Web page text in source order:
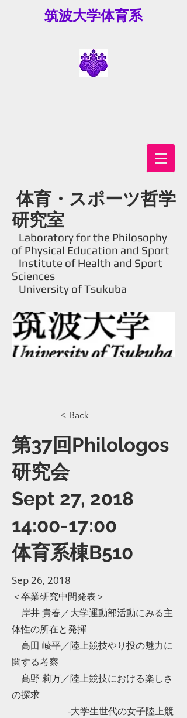
筑波大学体育系
体育・スポーツ哲学
研究室
Laboratory for the Philosophy
of Physical Education and Sport
Institute of Health and Sport
Sciences
University of Tsukuba
< Back
第37回Philologos
研究会
Sept 27, 2018
14:00-17:00
体育系棟B510
Sep 26, 2018
＜卒業研究中間発表＞
岸井 貴春／大学運動部活動にみる主
体性の所在と発揮
高田 崚平／陸上競技やり投の魅力に
関する考察
髙野 莉万／陸上競技における楽しさ
の探求
-大学生世代の女子陸上競